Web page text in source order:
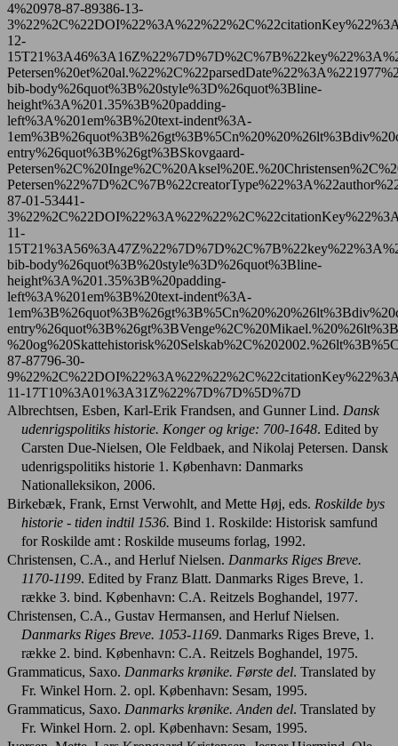
Albrechtsen, Esben, Karl-Erik Frandsen, and Gunner Lind. Dansk
udenrigspolitiks historie. Konger og krige: 700-1648. Edited by
Carsten Due-Nielsen, Ole Feldbaek, and Nikolaj Petersen. Dansk
udenrigspolitiks historie 1. København: Danmarks
Nationalleksikon, 2006.
Birkebæk, Frank, Ernst Verwohlt, and Mette Høj, eds. Roskilde bys
historie - tiden indtil 1536. Bind 1. Roskilde: Historisk samfund
for Roskilde amt : Roskilde museums forlag, 1992.
Christensen, C.A., and Herluf Nielsen. Danmarks Riges Breve.
1170-1199. Edited by Franz Blatt. Danmarks Riges Breve, 1.
række 3. bind. København: C.A. Reitzels Boghandel, 1977.
Christensen, C.A., Gustav Hermansen, and Herluf Nielsen.
Danmarks Riges Breve. 1053-1169. Danmarks Riges Breve, 1.
række 2. bind. København: C.A. Reitzels Boghandel, 1975.
Grammaticus, Saxo. Danmarks krønike. Første del. Translated by
Fr. Winkel Horn. 2. opl. København: Sesam, 1995.
Grammaticus, Saxo. Danmarks krønike. Anden del. Translated by
Fr. Winkel Horn. 2. opl. København: Sesam, 1995.